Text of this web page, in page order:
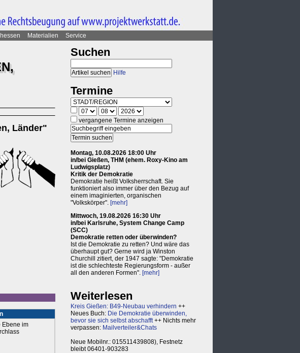
Materialien
Service
Länder"
Ebene im
Suchen
Hilfe
Termine
vergangene Termine anzeigen
Montag, 10.08.2026 18:00 Uhr
in/bei Gießen, THM (ehem. Roxy-Kino am
Ludwigsplatz)
Kritik der Demokratie
Demokratie heißt Volksherrschaft. Sie
funktioniert also immer über den Bezug auf
einem imaginierten, organischen
"Volkskörper". [mehr]
Mittwoch, 19.08.2026 16:30 Uhr
in/bei Karlsruhe, System Change Camp
(SCC)
Demokratie retten oder überwinden?
Ist die Demokratie zu retten? Und wäre das
überhaupt gut? Gerne wird ja Winston
Churchill zitiert, der 1947 sagte: "Demokratie
ist die schlechteste Regierungsform - außer
all den anderen Formen". [mehr]
Weiterlesen
Kreis Gießen: B49-Neubau verhindern ++
Neues Buch: Die Demokratie überwinden,
bevor sie sich selbst abschafft++ Nichts mehr
verpassen: Mailverteiler&Chats
Neue Mobilnr.: 015511439808), Festnetz
bleibt 06401-903283